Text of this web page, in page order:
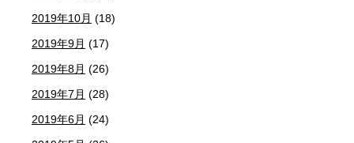
2019年10月 (18)
2019年9月 (17)
2019年8月 (26)
2019年7月 (28)
2019年6月 (24)